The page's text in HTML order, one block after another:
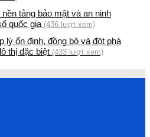
tảng bảo mật và an ninh
quốc gia (436 lượt xem)
lý ổn định, đồng bộ và đột phá
thị đặc biệt (433 lượt xem)